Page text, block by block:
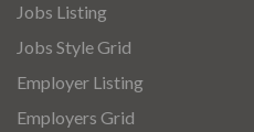
Jobs Listing
Jobs Style Grid
Employer Listing
Employers Grid